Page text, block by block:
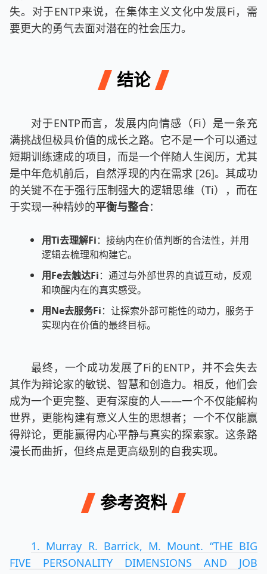
失。对于ENTP来说，在集体主义文化中发展Fi，需
要更大的勇气去面对潜在的社会压力。
结论
对于ENTP而言，发展内向情感（Fi）是一条充
满挑战但极具价值的成长之路。它不是一个可以通过
短期训练速成的项目，而是一个伴随人生阅历，尤其
是中年危机前后，自然浮现的内在需求 [26]。其成功
的关键不在于强行压制强大的逻辑思维（Ti），而在
于实现一种精妙的平衡与整合：
用Ti去理解Fi：接纳内在价值判断的合法性，并用
逻辑去梳理和构建它。
用Fe去触达Fi：通过与外部世界的真诚互动，反观
和唤醒内在的真实感受。
用Ne去服务Fi：让探索外部可能性的动力，服务于
实现内在价值的最终目标。
最终，一个成功发展了Fi的ENTP，并不会失去
其作为辩论家的敏锐、智慧和创造力。相反，他们会
成为一个更完整、更有深度的人——一个不仅能解构
世界，更能构建有意义人生的思想者；一个不仅能赢
得辩论，更能赢得内心平静与真实的探索家。这条路
漫长而曲折，但终点是更高级别的自我实现。
参考资料
1. Murray R. Barrick, M. Mount. “THE BIG
FIVE PERSONALITY DIMENSIONS AND JOB